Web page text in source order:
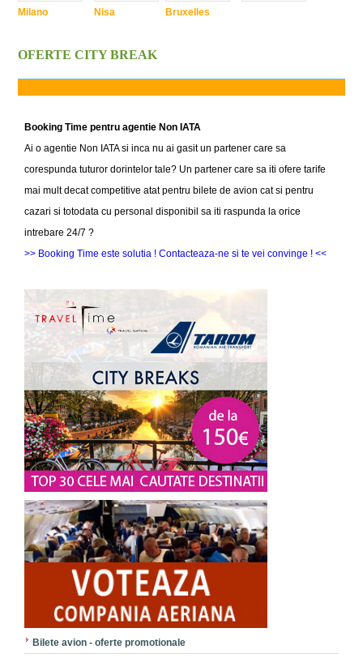
Milano Nisa Bruxelles
OFERTE CITY BREAK
Booking Time pentru agentie Non IATA
Ai o agentie Non IATA si inca nu ai gasit un partener care sa
corespunda tuturor dorintelor tale? Un partener care sa iti ofere tarife
mai mult decat competitive atat pentru bilete de avion cat si pentru
cazari si totodata cu personal disponibil sa iti raspunda la orice
intrebare 24/7 ?
>> Booking Time este solutia ! Contacteaza-ne si te vei convinge ! <<
Bilete avion - oferte promotionale